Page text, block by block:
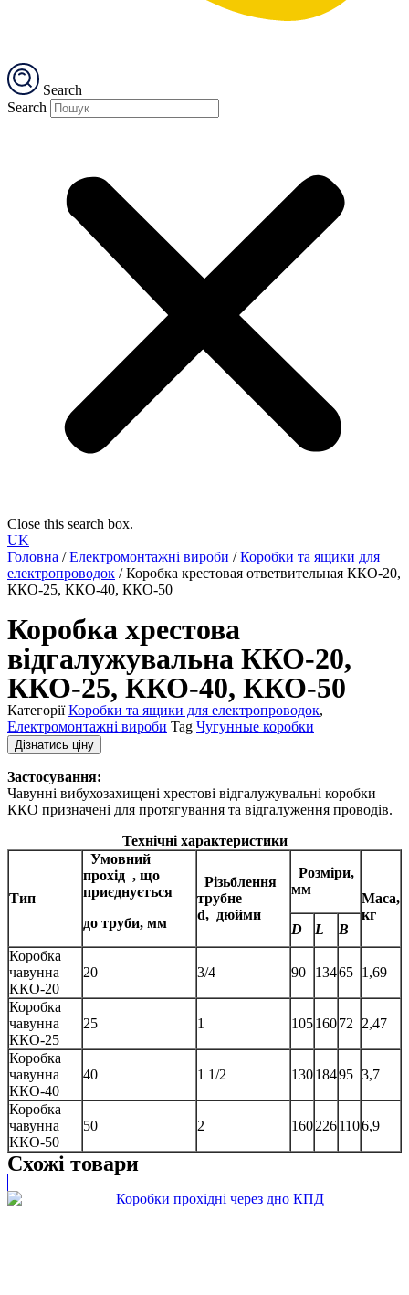
Search
Search
Close this search box.
UK
Головна /Електромонтажні вироби /Коробки та ящики для
електропроводок / Коробка крестовая ответвительная ККО-20,
ККО-25, ККО-40, ККО-50
Коробка хрестова
відгалужувальна ККО-20,
ККО-25, ККО-40, ККО-50
Категорії Коробки та ящики для електропроводок,
Електромонтажні вироби Tag Чугунные коробки
Дізнатись ціну
Застосування:
Чавунні вибухозахищені хрестові відгалужувальні коробки
ККО призначені для протягування та відгалуження проводів.
Технічні характеристики
Тип
Умовний
прохід , що
приєднується
до труби, мм
Різьблення
трубне
d, дюйми
Розміри,
мм
Маса,
кг
D
L
В
Коробка
чавунна
ККО-20
20 3/4 90 13465 1,69
Коробка
чавунна
ККО-25
25 1 10516072 2,47
Коробка
чавунна
ККО-40
40 1 1/2 13018495 3,7
Коробка
чавунна
ККО-50
50 2 1602261106,9
Схожі товари